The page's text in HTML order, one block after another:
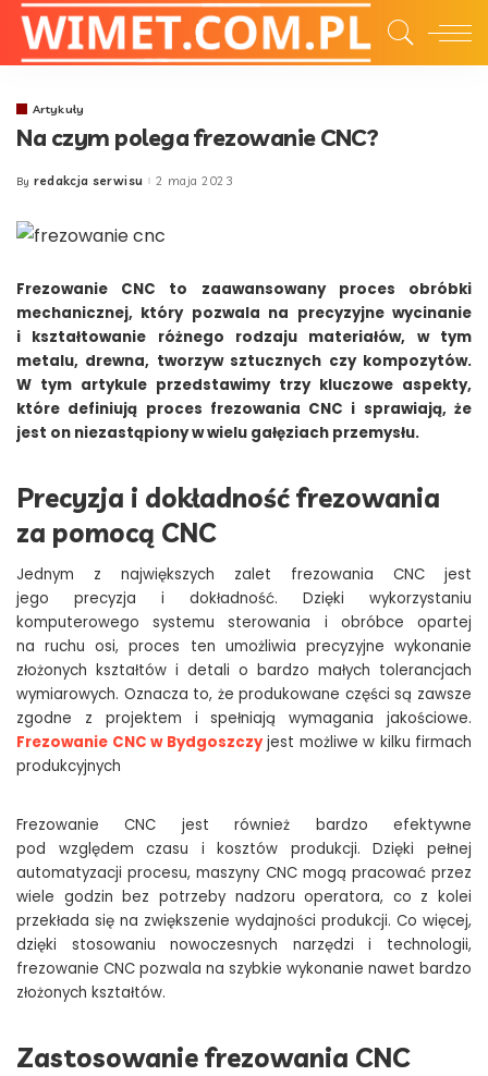
Artykuły
Na czym polega frezowanie CNC?
Posted
By redakcja serwisu 2 maja 2023
Frezowanie CNC to zaawansowany proces obróbki
mechanicznej, który pozwala na precyzyjne wycinanie
i kształtowanie różnego rodzaju materiałów, w tym
metalu, drewna, tworzyw sztucznych czy kompozytów.
W tym artykule przedstawimy trzy kluczowe aspekty,
które definiują proces frezowania CNC i sprawiają, że
jest on niezastąpiony w wielu gałęziach przemysłu.
Precyzja i dokładność frezowania
za pomocą CNC
Jednym z największych zalet frezowania CNC jest
jego precyzja i dokładność. Dzięki wykorzystaniu
komputerowego systemu sterowania i obróbce opartej
na ruchu osi, proces ten umożliwia precyzyjne wykonanie
złożonych kształtów i detali o bardzo małych tolerancjach
wymiarowych. Oznacza to, że produkowane części są zawsze
zgodne z projektem i spełniają wymagania jakościowe.
Frezowanie CNC w Bydgoszczyjest możliwe w kilku firmach
produkcyjnych
Frezowanie CNC jest również bardzo efektywne
pod względem czasu i kosztów produkcji. Dzięki pełnej
automatyzacji procesu, maszyny CNC mogą pracować przez
wiele godzin bez potrzeby nadzoru operatora, co z kolei
przekłada się na zwiększenie wydajności produkcji. Co więcej,
dzięki stosowaniu nowoczesnych narzędzi i technologii,
frezowanie CNC pozwala na szybkie wykonanie nawet bardzo
złożonych kształtów.
Zastosowanie frezowania CNC